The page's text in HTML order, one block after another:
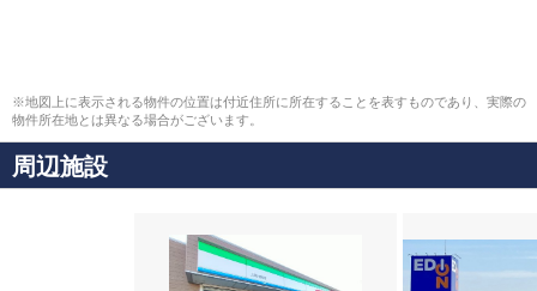
※地図上に表示される物件の位置は付近住所に所在することを表すものであり、実際の
物件所在地とは異なる場合がございます。
周辺施設